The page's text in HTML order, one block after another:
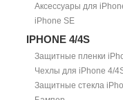
Аксессуары для
iPhone SE
IPHONE 4/4S
Защитные пленки
Чехлы для iPhone 4/
Защитные стекла